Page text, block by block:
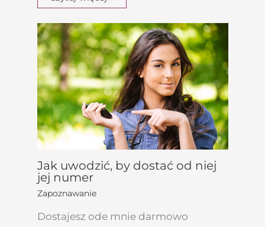
Jak uwodzić, by dostać od niej
jej numer
Zapoznawanie
Dostajesz ode mnie darmowo